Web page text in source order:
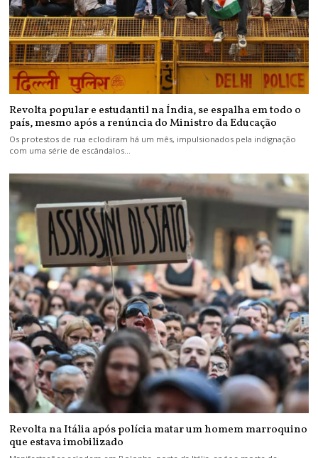
Revolta popular e estudantil na Índia, se espalha em todo o
país, mesmo após a renúncia do Ministro da Educação
Os protestos de rua eclodiram há um mês, impulsionados pela indignação
com uma série de escândalos…
Revolta na Itália após polícia matar um homem marroquino
que estava imobilizado